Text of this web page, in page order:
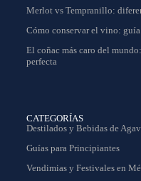
Merlot vs Tempranillo:
Cómo conservar el vino: guía
El coñac más caro del
perfecta
CATEGORÍAS
Destilados y Bebidas de
Guías para Principiantes
Vendimias y Festivales en